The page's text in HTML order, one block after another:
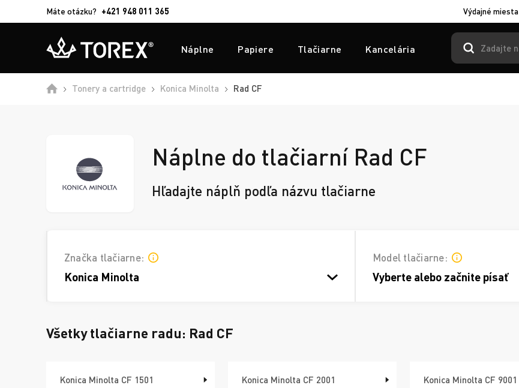
Máte otázku? +421 948 011 365 Výdajné miesta
Náplne Papiere Tlačiarne Kancelária
DomůTonery a cartridge Konica Minolta Rad CF
Náplne do tlačiarní Rad CF
Hľadajte náplň podľa názvu tlačiarne
Značka tlačiarne:
Konica Minolta
Model tlačiarne:
Vyberte alebo začnite písať
Všetky tlačiarne radu: Rad CF
Konica Minolta CF 1501 Konica Minolta CF 2001 Konica Minolta CF 9001